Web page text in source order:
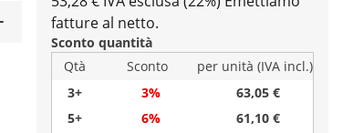
fatture al netto.
Sconto quantità
Qtà
Sconto
per unità (IVA incl.)
3+
3%
63,05 €
5+
6%
61,10 €